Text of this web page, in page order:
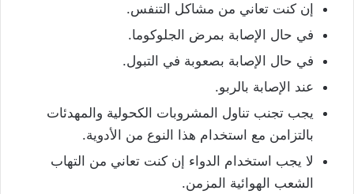
إن كنت تعاني من مشاكل التنفس.
في حال الإصابة بمرض الجلوكوما.
في حال الإصابة بصعوبة في التبول.
عند الإصابة بالربو.
يجب تجنب تناول المشروبات الكحولية والمهدئات
بالتزامن مع استخدام هذا النوع من الأدوية.
لا يجب استخدام الدواء إن كنت تعاني من التهاب
الشعب الهوائية المزمن.